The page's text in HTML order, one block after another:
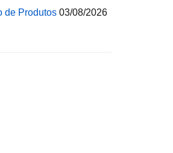
de Produtos 03/08/2026